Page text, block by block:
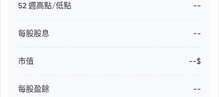
52 週高點/低點 --
每股股息 --
市值 --$
每股盈餘 --